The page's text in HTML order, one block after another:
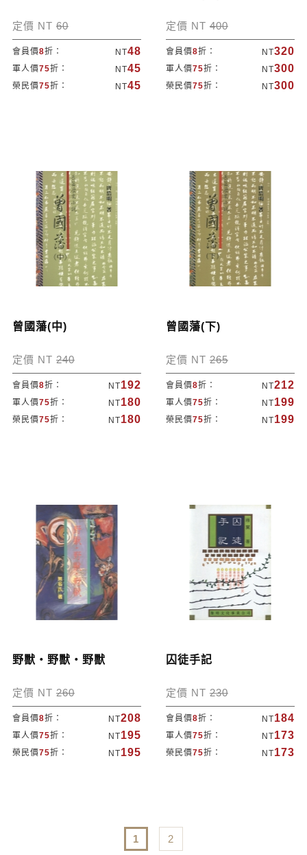
定價 NT 60
會員價8折： NT48
軍人價75折： NT45
榮民價75折： NT45
定價 NT 400
會員價8折： NT320
軍人價75折： NT300
榮民價75折： NT300
曾國藩(中)
定價 NT 240
會員價8折： NT192
軍人價75折： NT180
榮民價75折： NT180
曾國藩(下)
定價 NT 265
會員價8折： NT212
軍人價75折： NT199
榮民價75折： NT199
野獸‧野獸‧野獸
定價 NT 260
會員價8折： NT208
軍人價75折： NT195
榮民價75折： NT195
囚徒手記
定價 NT 230
會員價8折： NT184
軍人價75折： NT173
榮民價75折： NT173
1 2